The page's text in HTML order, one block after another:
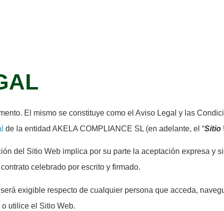
El mismo se constituye como el Aviso Legal y las
de la entidad AKELA COMPLIANCE SL (en adelante, el “Sitio
del Sitio Web implica por su parte la aceptación expresa y
celebrado por escrito y firmado.
exigible respecto de cualquier persona que acceda,
utilice el Sitio Web.